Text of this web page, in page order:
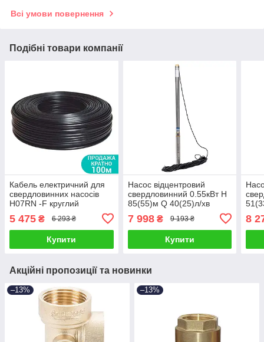
Всі умови повернення
Подібні товари компанії
Кабель електричний для
свердловинних насосів
H07RN -F круглий
DONGYIN (779935)
5 475 ₴ 6 293 ₴
Купити
Насос відцентровий
свердловинний 0.55кВт H
85(55)м Q 40(25)л/хв
DONGYIN 2.5SEm1.8/31
(777373)
7 998₴ 9 193 ₴
Купити
8
Акційні пропозиції та новинки
–13% –13%